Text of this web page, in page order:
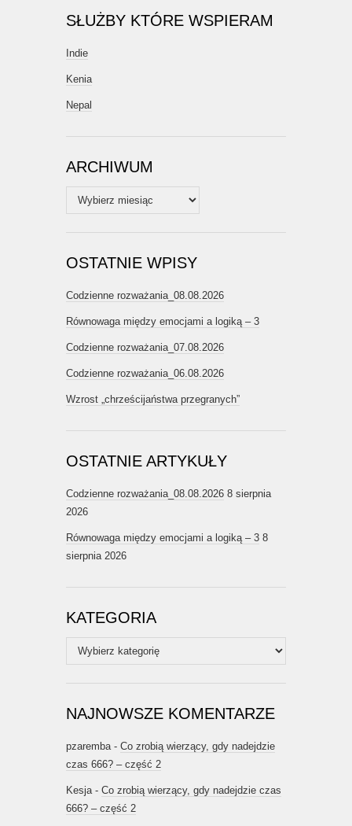
SŁUŻBY KTÓRE WSPIERAM
Indie
Kenia
Nepal
ARCHIWUM
Archiwum
OSTATNIE WPISY
Codzienne rozważania_08.08.2026
Równowaga między emocjami a logiką – 3
Codzienne rozważania_07.08.2026
Codzienne rozważania_06.08.2026
Wzrost „chrześcijaństwa przegranych”
OSTATNIE ARTYKUŁY
Codzienne rozważania_08.08.2026 8 sierpnia
2026
Równowaga między emocjami a logiką – 3 8
sierpnia 2026
KATEGORIA
Kategoria
NAJNOWSZE KOMENTARZE
pzaremba- Co zrobią wierzący, gdy nadejdzie
czas 666? – część 2
Kesja- Co zrobią wierzący, gdy nadejdzie czas
666? – część 2